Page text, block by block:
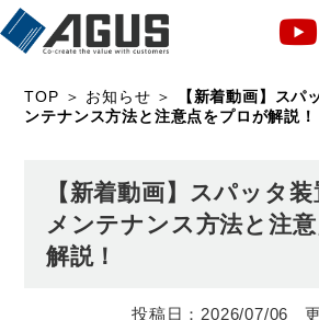
TOP ＞ お知らせ ＞
【新着動画】スパ
ンテナンス方法と注意点をプロが解説！
【新着動画】スパッタ
メンテナンス方法と注
解説！
2026/07/06